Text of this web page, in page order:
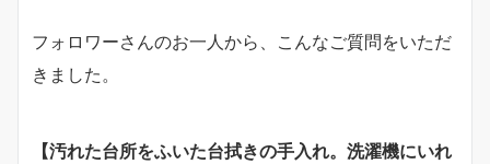
フォロワーさんのお一人から、こんなご質問をいただ
きました。
【汚れた台所をふいた台拭きの手入れ。洗濯機にいれ